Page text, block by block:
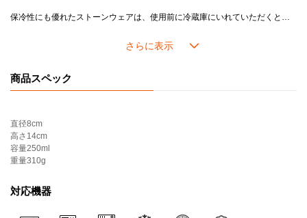
保冷性にも優れたストーンウェアは、使用前に冷蔵庫にいれていただくと、冷たいドリンクの温度を長くキープしたまま楽しむことができます。 底面が丸く仕上げられているので、ビールの泡が立ちやすい構造で、握りやすさにもこだわったデザインです。
ル・クルーゼのストーンウェアは耐熱耐冷に優れ、冷蔵・冷凍を始め、電子レンジ・オーブンを活用した幅広い料理シーンに対応し、デザインやカラーに加え機能性や耐久性が魅力です。
商品スペック
直径8cm
高さ 14cm
容量250ml
重量310g
対応機器